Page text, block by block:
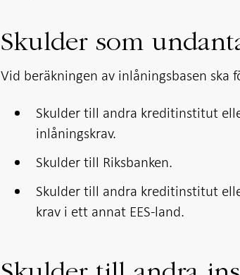
Skulder som
Vid beräkningen av inlåningsbasen ska
Skulder till andra kreditinstitut
inlåningskrav.
Skulder till Riksbanken.
Skulder till andra kreditinstitut
krav i ett annat EES-land.